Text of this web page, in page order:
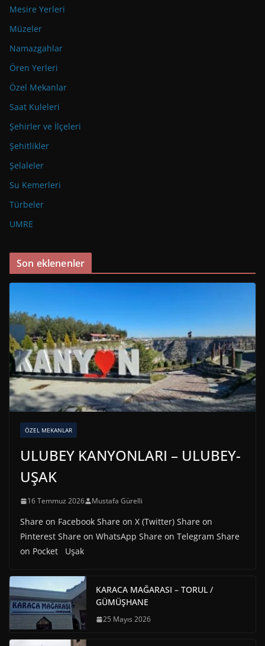
Mesire Yerleri
Müzeler
Namazgahlar
Ören Yerleri
Özel Mekanlar
Saat Kuleleri
Şehirler ve İlçeleri
Şehitlikler
Şelaleler
Su Kemerleri
Türbeler
UMRE
Son eklenenler
ÖZEL MEKANLAR
ULUBEY KANYONLARI – ULUBEY-
UŞAK
16 Temmuz 2026 Mustafa Gürelli
Share on Facebook Share on X (Twitter) Share on
Pinterest Share on WhatsApp Share on Telegram Share
on Pocket Uşak
KARACA MAĞARASI – TORUL /
GÜMÜŞHANE
25 Mayıs 2026